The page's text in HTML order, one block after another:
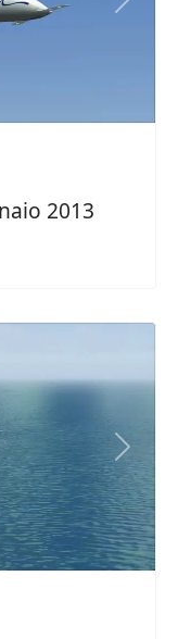
Next
2013
Next